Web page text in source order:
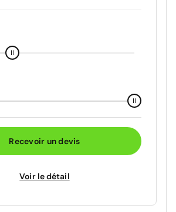
Recevoir un devis
Voir le détail